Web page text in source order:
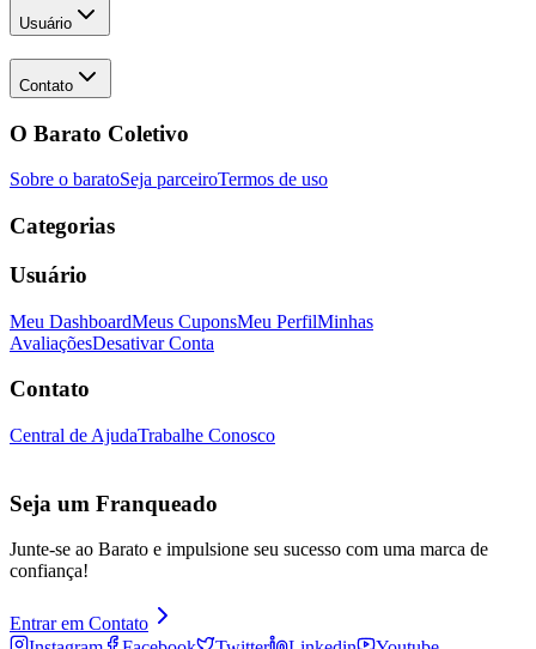
Usuário
Contato
O Barato Coletivo
Sobre o baratoSeja parceiroTermos de uso
Categorias
Usuário
Meu DashboardMeus CuponsMeu PerfilMinhas
AvaliaçõesDesativar Conta
Contato
Central de AjudaTrabalhe Conosco
Seja um Franqueado
Junte-se ao Barato e impulsione seu sucesso com uma marca de
confiança!
Entrar em Contato